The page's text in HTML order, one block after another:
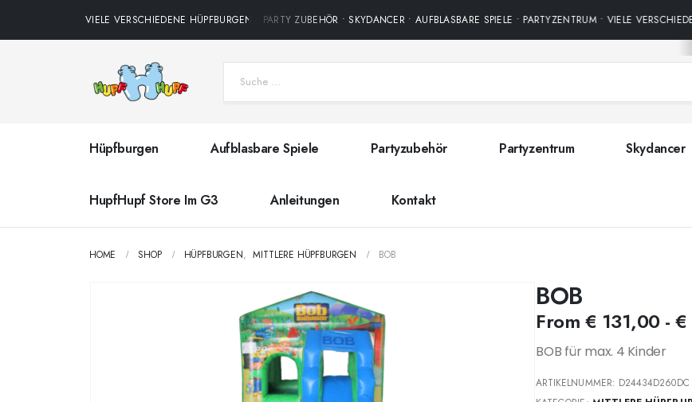
VIELE VERSCHIEDENE HÜPFBURGEN • PARTY ZUBEHÖR • SKYDANCER • AUFBLASBARE SPIELE • PARTYZENTRUM • VIELE
Hüpfburgen Aufblasbare Spiele Partyzubehör Partyzentrum Skydancer
HupfHupf Store Im G3 Anleitungen Kontakt
HOME SHOP HÜPFBURGEN, MITTLERE HÜPFBURGEN BOB
BOB
From € 131,00-€
BOB für max. 4 Kinder
ARTIKELNUMMER: D24434D260DC